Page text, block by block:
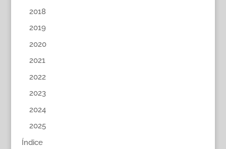
2018
2019
2020
2021
2022
2023
2024
2025
Índice